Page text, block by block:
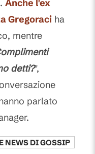
Anche l'ex
Gregoraci ha
mentre
detti?",
parlato
NEWS DIGOSSIP